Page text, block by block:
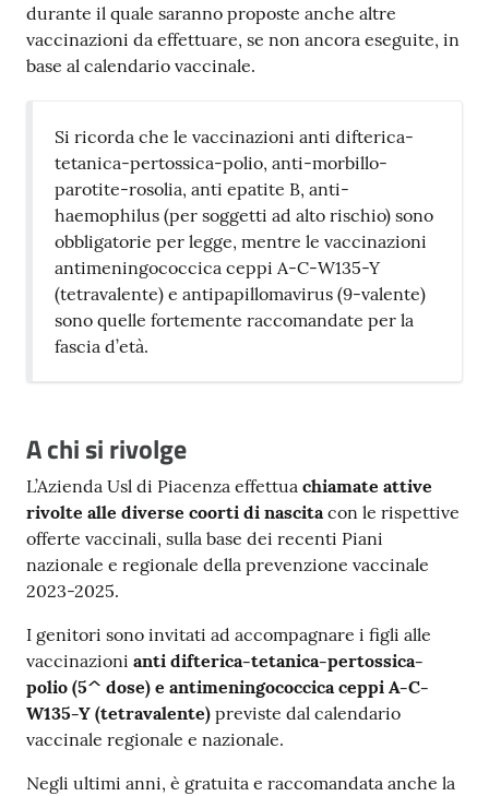
durante il quale saranno proposte anche altre
vaccinazioni da effettuare, se non ancora eseguite, in
base al calendario vaccinale.
Si ricorda che le vaccinazioni anti difterica-
tetanica-pertossica-polio, anti-morbillo-
parotite-rosolia, anti epatite B, anti-
haemophilus (per soggetti ad alto rischio) sono
obbligatorie per legge, mentre le vaccinazioni
antimeningococcica ceppi A-C-W135-Y
(tetravalente) e antipapillomavirus (9-valente)
sono quelle fortemente raccomandate per la
fascia d’età.
A chi si rivolge
L’Azienda Usl di Piacenza effettua chiamate attive
rivolte alle diverse coorti di nascitacon le rispettive
offerte vaccinali, sulla base dei recenti Piani
nazionale e regionale della prevenzione vaccinale
2023-2025.
I genitori sono invitati ad accompagnare i figli alle
vaccinazioni anti difterica-tetanica-pertossica-
polio (5^ dose) e antimeningococcica ceppi A-C-
W135-Y (tetravalente) previste dal calendario
vaccinale regionale e nazionale.
Negli ultimi anni, è gratuita e raccomandata anche la